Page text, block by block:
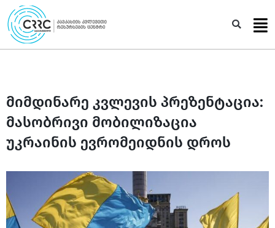
Skip
to
content
მიმდინარე კვლევის პრეზენტაცია:
მასობრივი მობილიზაცია
უკრაინის ევრომეიდნის დროს